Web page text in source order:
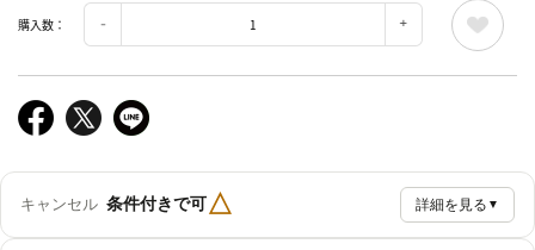
購入数：
キャンセル 条件付きで可△ 詳細を見る ▼